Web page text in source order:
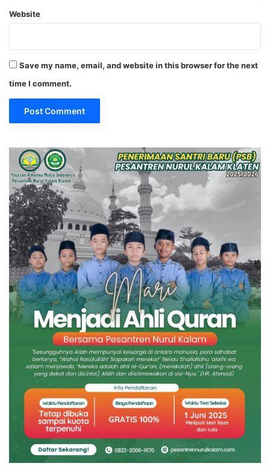
Website
Save my name, email, and website in this browser for the next
time I comment.